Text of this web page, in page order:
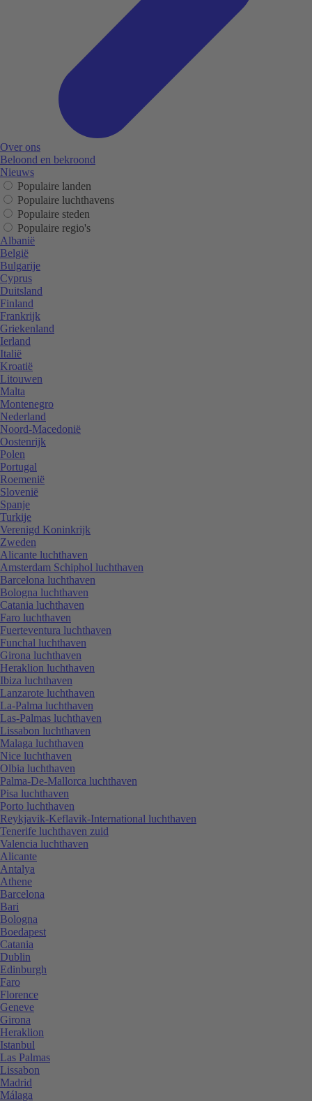
Over ons
Beloond en bekroond
Nieuws
Populaire landen
Populaire luchthavens
Populaire steden
Populaire regio's
Albanië
België
Bulgarije
Cyprus
Duitsland
Finland
Frankrijk
Griekenland
Ierland
Italië
Kroatië
Litouwen
Malta
Montenegro
Nederland
Noord-Macedonië
Oostenrijk
Polen
Portugal
Roemenië
Slovenië
Spanje
Turkije
Verenigd Koninkrijk
Zweden
Alicante luchthaven
Amsterdam Schiphol luchthaven
Barcelona luchthaven
Bologna luchthaven
Catania luchthaven
Faro luchthaven
Fuerteventura luchthaven
Funchal luchthaven
Girona luchthaven
Heraklion luchthaven
Ibiza luchthaven
Lanzarote luchthaven
La-Palma luchthaven
Las-Palmas luchthaven
Lissabon luchthaven
Malaga luchthaven
Nice luchthaven
Olbia luchthaven
Palma-De-Mallorca luchthaven
Pisa luchthaven
Porto luchthaven
Reykjavik-Keflavik-International luchthaven
Tenerife luchthaven zuid
Valencia luchthaven
Alicante
Antalya
Athene
Barcelona
Bari
Bologna
Boedapest
Catania
Dublin
Edinburgh
Faro
Florence
Geneve
Girona
Heraklion
Istanbul
Las Palmas
Lissabon
Madrid
Málaga